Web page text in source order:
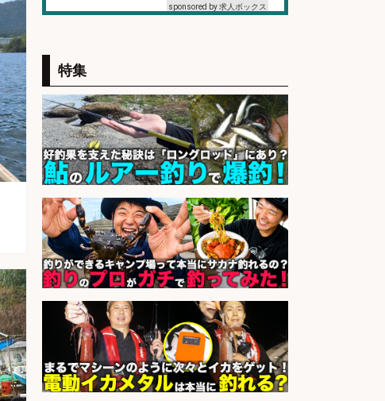
sponsored by 求人ボックス
向けSaaS企業「魚ぽち」/東証グロ
ース市場上場
会社名 株式会社フーディソン
sponsored by 求人ボックス
コンビニ/広島県/調理なし・軽作業
スタート お魚のパック詰め 品出し/
週4日から勤務OK/希望休が取得で
きる
会社名 株式会社ホットスタッフ五日市
sponsored by 求人ボックス
日払いOKで即日収入/営業事務/沼津
市足高の釣り具メーカーで受注処
理・見積作成の営業事務/服装髪色
ネイル自由・マニュアル完備で未経
特集